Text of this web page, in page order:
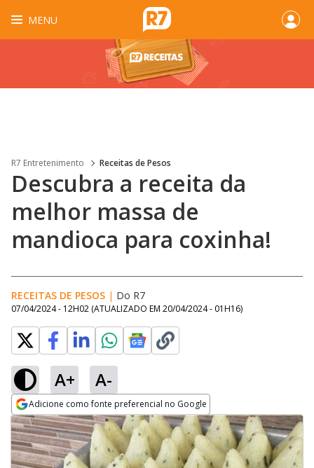
MENU
R7 Entretenimento Receitas de Pesos
Descubra a receita da
melhor massa de
mandioca para coxinha!
RECEITAS DE PESOS | Do R7
07/04/2024 - 12H02 (ATUALIZADO EM 20/04/2024 - 01H16)
A+ A-
Adicione como fonte preferencial no Google
Opens in new window